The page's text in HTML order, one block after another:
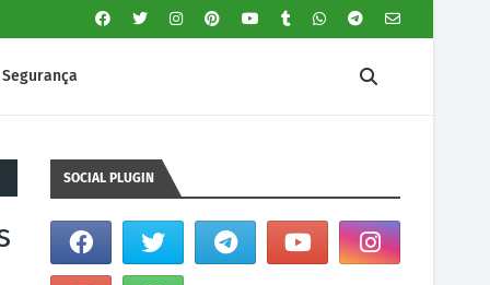
Segurança
SOCIAL PLUGIN